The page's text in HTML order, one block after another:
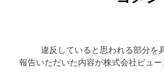
違反していると思われる部分を
報告いただいた内容が株式会社ビュ